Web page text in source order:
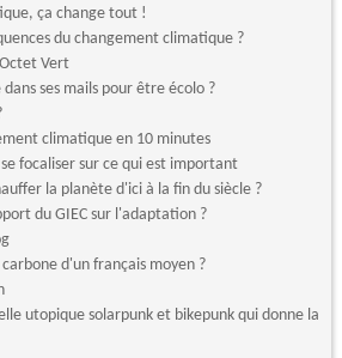
ça change tout !
du changement climatique ?
Vert
ses mails pour être écolo ?
climatique en 10 minutes
focaliser sur ce qui est important
la planète d'ici à la fin du siècle ?
du GIEC sur l'adaptation ?
d'un français moyen ?
utopique solarpunk et bikepunk qui donne la